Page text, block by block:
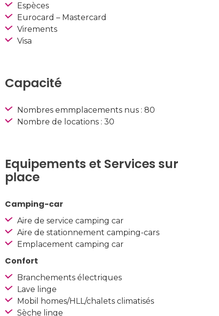
Espèces
Eurocard – Mastercard
Virements
Visa
Capacité
Nombres emmplacements nus : 80
Nombre de locations : 30
Equipements et Services sur
place
Camping-car
Aire de service camping car
Aire de stationnement camping-cars
Emplacement camping car
Confort
Branchements électriques
Lave linge
Mobil homes/HLL/chalets climatisés
Sèche linge